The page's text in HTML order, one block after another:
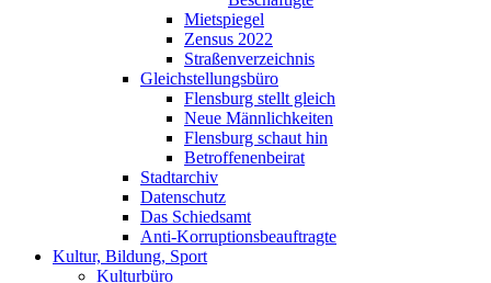
Mietspiegel
Zensus 2022
Straßenverzeichnis
Gleichstellungsbüro
Flensburg stellt gleich
Neue Männlichkeiten
Flensburg schaut hin
Betroffenenbeirat
Stadtarchiv
Datenschutz
Das Schiedsamt
Anti-Korruptionsbeauftragte
Kultur, Bildung, Sport
Kulturbüro